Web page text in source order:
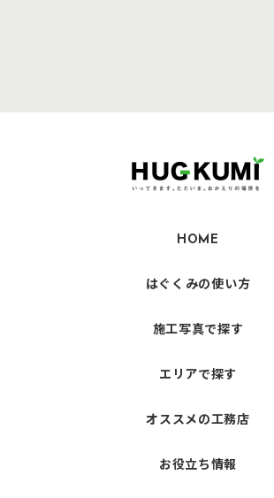
HOME
はぐくみの使い方
施工写真で探す
エリアで探す
オススメの工務店
お役立ち情報